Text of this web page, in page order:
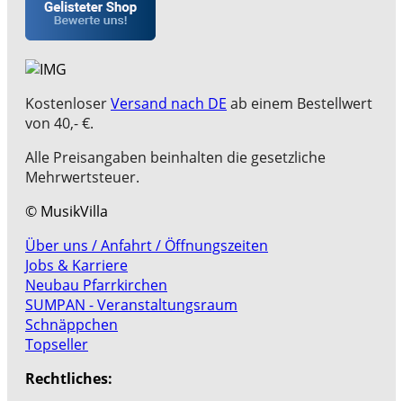
KostenloserVersand nach DE ab einem Bestellwert
von 40,- €.
Alle Preisangaben beinhalten die gesetzliche
Mehrwertsteuer.
© MusikVilla
Über uns / Anfahrt / Öffnungszeiten
Jobs & Karriere
Neubau Pfarrkirchen
SUMPAN - Veranstaltungsraum
Schnäppchen
Topseller
Rechtliches: